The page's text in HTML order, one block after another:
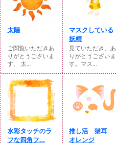
太陽
ご閲覧いただきあ
りがとうございま
す。 太...
マスクしている
妖精
見ていただき、あ
りがとうございま
す。マス...
水彩タッチのラ
フな四角フ...
推し活 猫耳
オレンジ